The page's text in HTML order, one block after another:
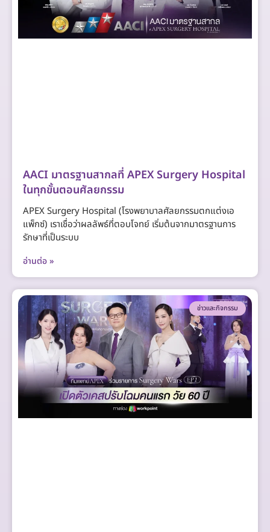
AACI มาตรฐานสากลที่ APEX Surgery Hospital
ในทุกขั้นตอนศัลยกรรม
APEX Surgery Hospital (โรงพยาบาลศัลยกรรมตกแต่งเอ
แพ็กซ์) เราเชื่อว่าผลลัพธ์ที่ตอบโจทย์ เริ่มต้นจากมาตรฐานการ
รักษาที่เป็นระบบ
อ่านต่อ »
ข่าวและกิจกรรม